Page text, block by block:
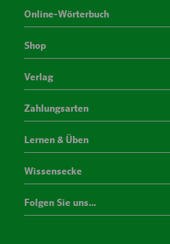
Online-Wörterbuch
Shop
Verlag
Zahlungsarten
Lernen & Üben
Wissensecke
Folgen Sie uns…